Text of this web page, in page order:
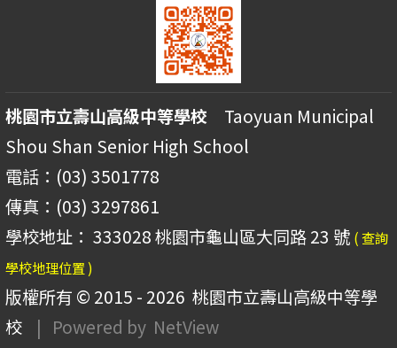
桃園市立壽山高級中等學校 Taoyuan Municipal
Shou Shan Senior High School
電話：(03) 3501778
傳真：(03) 3297861
學校地址： 333028 桃園市龜山區大同路 23 號 ( 查詢
學校地理位置 )
版權所有 © 2015 - 2026 桃園市立壽山高級中等學
校
| Powered by NetView